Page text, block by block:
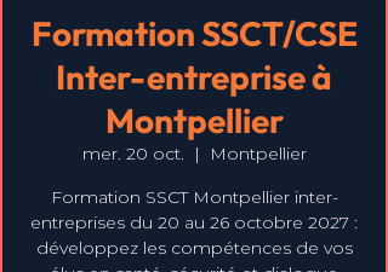
Formation SSCT/CSE
Inter-entreprise à
Montpellier
mer. 20 oct.
  |
Montpellier
Formation SSCT Montpellier inter-
entreprises du 20 au 26 octobre 2027 :
développez les compétences de vos